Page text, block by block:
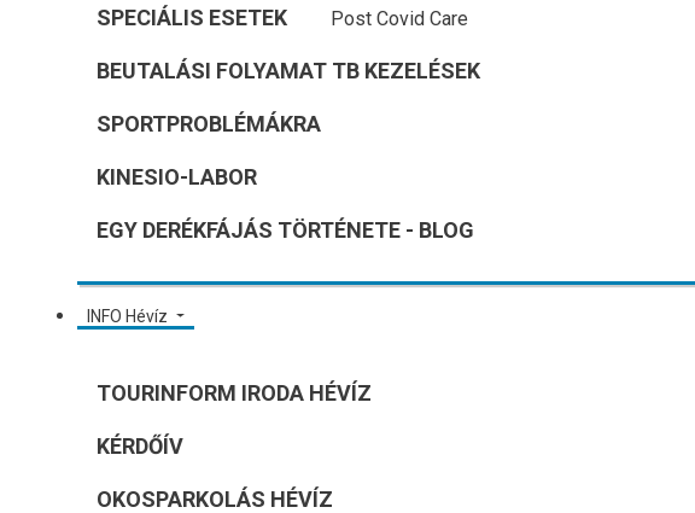
SPECIÁLIS ESETEK Post Covid Care
BEUTALÁSI FOLYAMAT TB KEZELÉSEK
SPORTPROBLÉMÁKRA
KINESIO-LABOR
EGY DERÉKFÁJÁS TÖRTÉNETE - BLOG
INFO Hévíz
TOURINFORM IRODA HÉVÍZ
KÉRDŐÍV
OKOSPARKOLÁS HÉVÍZ